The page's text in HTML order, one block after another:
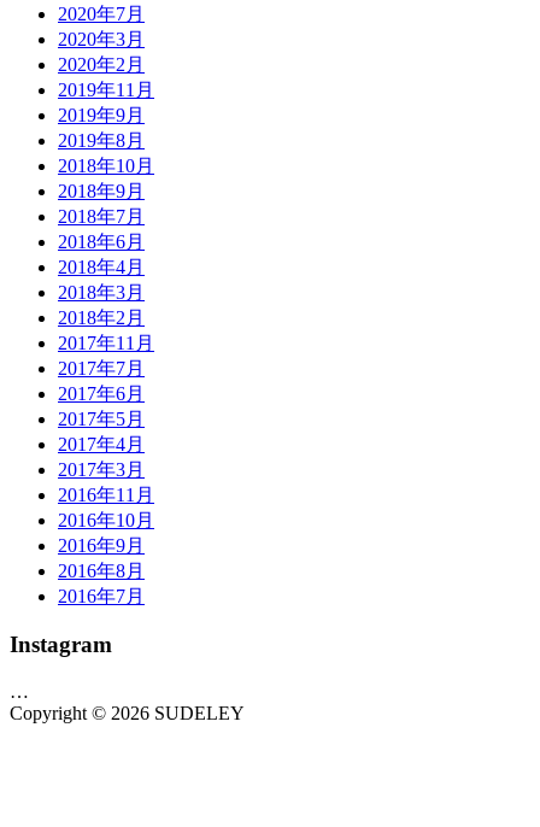
2020年7月
2020年3月
2020年2月
2019年11月
2019年9月
2019年8月
2018年10月
2018年9月
2018年7月
2018年6月
2018年4月
2018年3月
2018年2月
2017年11月
2017年7月
2017年6月
2017年5月
2017年4月
2017年3月
2016年11月
2016年10月
2016年9月
2016年8月
2016年7月
Instagram
…
Copyright © 2026 SUDELEY